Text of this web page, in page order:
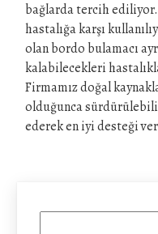
bağlarda tercih
hastalığa karşı
olan bordo bulamacı
kalabilecekleri
Firmamız doğal
olduğunca
ederek en iyi desteği